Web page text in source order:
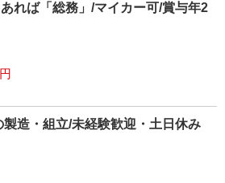
れば「総務」/マイカー可/賞与年2
造・組立/未経験歓迎・土日休み